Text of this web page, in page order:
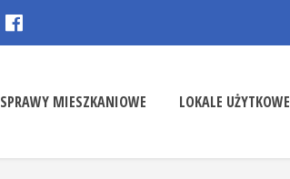
SPRAWY MIESZKANIOWE LOKALE UŻYTKOWE